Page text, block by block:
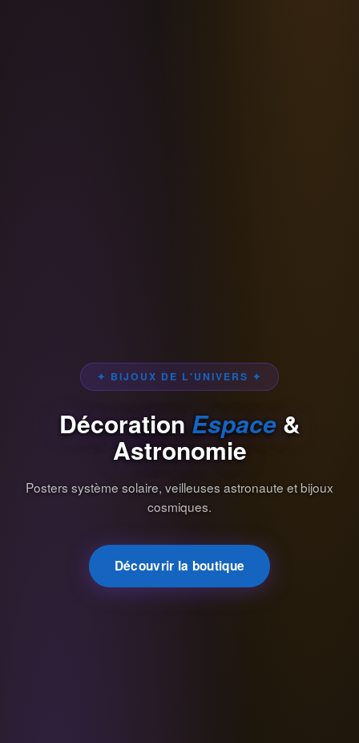
✦ BIJOUX DE L'UNIVERS ✦
Décoration Espace&
Astronomie
Posters système solaire, veilleuses astronaute et bijoux
cosmiques.
Découvrir la boutique